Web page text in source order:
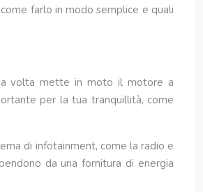
farlo in modo semplice e quali
volta mette in moto il motore a
per la tua tranquillità, come
di infotainment, come la radio e
da una fornitura di energia